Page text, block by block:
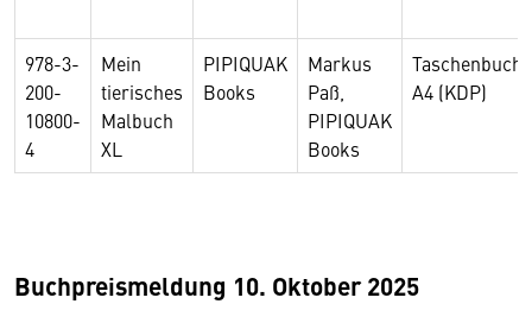
978-3-
200-
10800-
4
Mein
tierisches
Malbuch
XL
PIPIQUAK
Books
Markus
Paß,
PIPIQUAK
Books
Taschenbuch
A4 (KDP)
Buchpreismeldung 10. Oktober 2025